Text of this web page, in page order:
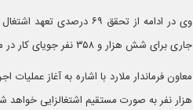
جاری برای شش هزار و ۳۵۸ نفر جویای کار در ملارد اشتغال ایجاد شده است که نشان از عزم جدی مسئولان دارد.‌
هزار نفر به صورت مستقیم اشتغالزایی خواهد